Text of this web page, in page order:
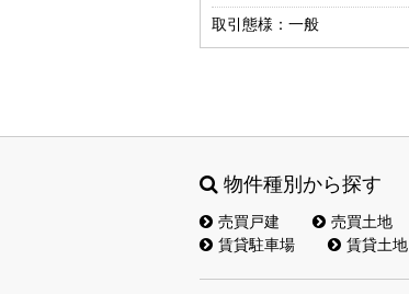
取引態様：一般
物件種別から探す
売買戸建 売買土地
賃貸駐車場
賃貸土地